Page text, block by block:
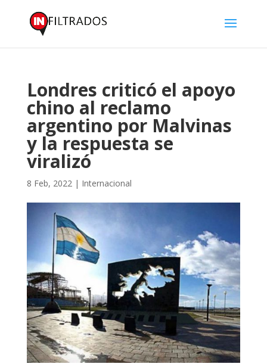
Londres criticó el apoyo
chino al reclamo
argentino por Malvinas
y la respuesta se
viralizó
8 Feb, 2022| Internacional